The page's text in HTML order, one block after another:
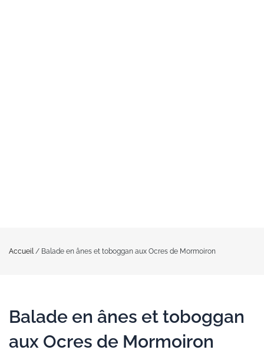
Accueil/ Balade en ânes et toboggan aux Ocres de Mormoiron
Balade en ânes et toboggan
aux Ocres de Mormoiron